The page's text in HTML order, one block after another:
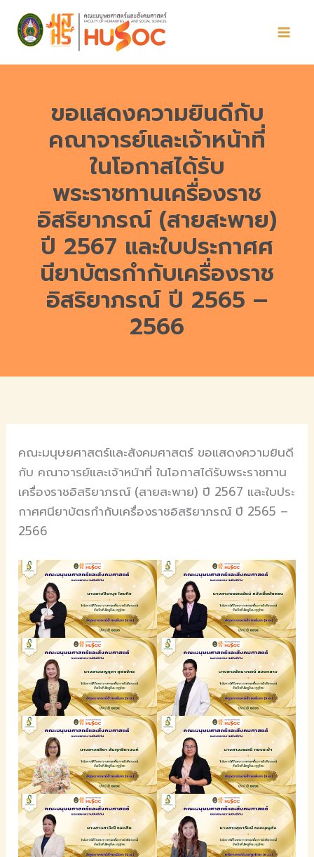
content
ขอแสดงความยินดีกับ
คณาจารย์และเจ้าหน้าที่
ในโอกาสได้รับ
พระราชทานเครื่องราช
อิสริยาภรณ์ (สายสะพาย)
ปี 2567 และใบประกาศศ
นียาบัตรกำกับเครื่องราช
อิสริยาภรณ์ ปี 2565 –
2566
คณะมนุษยศาสตร์และสังคมศาสตร์ ขอแสดงความยินดี
กับ คณาจารย์และเจ้าหน้าที่ ในโอกาสได้รับพระราชทาน
เครื่องราชอิสริยาภรณ์ (สายสะพาย) ปี 2567 และใบประ
กาศศนียาบัตรกำกับเครื่องราชอิสริยาภรณ์ ปี 2565 –
2566